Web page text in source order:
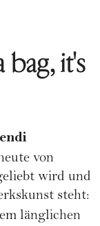
it's
von
wird und
steht:
länglichen